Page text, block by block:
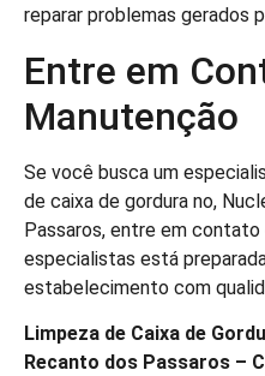
reparar problemas gerados
Entre em
Manutenção
Se você busca um
de caixa de gordura no,
Passaros, entre em
especialistas está
estabelecimento com
Limpeza de Caixa de
Recanto dos Passaros –